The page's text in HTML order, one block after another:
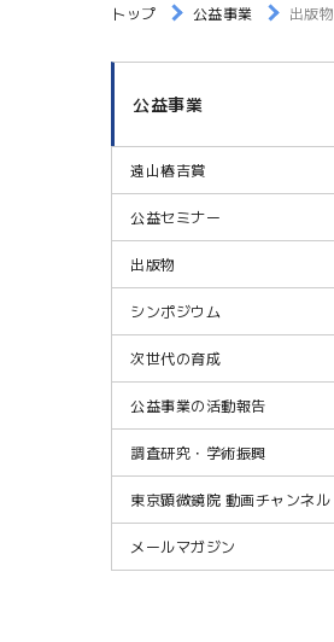
トップ 公益事業 出版物
公益事業
遠山椿吉賞
公益セミナー
出版物
シンポジウム
次世代の育成
公益事業の活動報告
調査研究・学術振興
東京顕微鏡院 動画チャンネル
メールマガジン